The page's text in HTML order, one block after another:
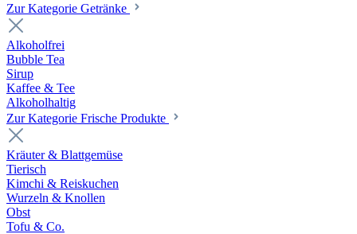
Zur Kategorie Getränke
Alkoholfrei
Bubble Tea
Sirup
Kaffee & Tee
Alkoholhaltig
Zur Kategorie Frische Produkte
Kräuter & Blattgemüse
Tierisch
Kimchi & Reiskuchen
Wurzeln & Knollen
Obst
Tofu & Co.